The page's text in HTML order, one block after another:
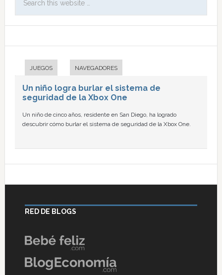
JUEGOS NAVEGADORES
Un niño logra burlar el sistema de
seguridad de la Xbox One
Un niño de cinco años, residente en San Diego, ha logrado
descubrir cómo burlar el sistema de seguridad de la Xbox One.
RED DE BLOGS